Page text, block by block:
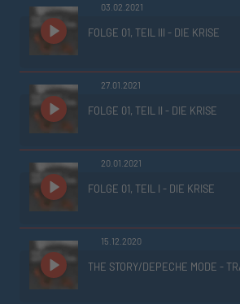
03.02.2021
FOLGE 01, TEIL III - DIE KRISE
27.01.2021
FOLGE 01, TEIL II - DIE KRISE
20.01.2021
FOLGE 01, TEIL I - DIE KRISE
15.12.2020
THE STORY/DEPECHE MODE -